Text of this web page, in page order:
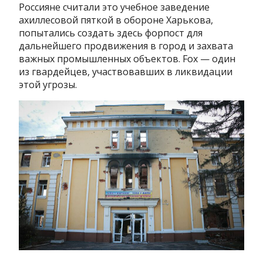
Россияне считали это учебное заведение
ахиллесовой пяткой в обороне Харькова,
попытались создать здесь форпост для
дальнейшего продвижения в город и захвата
важных промышленных объектов. Fox — один
из гвардейцев, участвовавших в ликвидации
этой угрозы.